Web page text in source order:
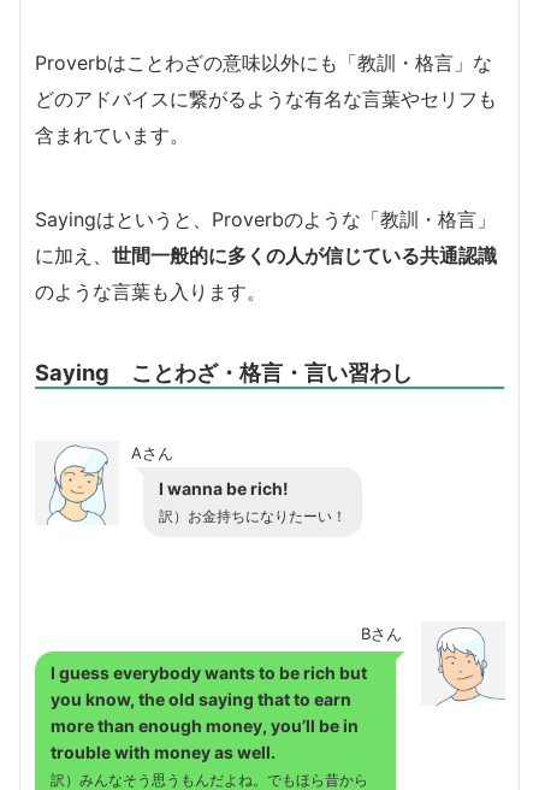
Proverbはことわざの意味以外にも「教訓・格言」な
どのアドバイスに繋がるような有名な言葉やセリフも
含まれています。
Sayingはというと、Proverbのような「教訓・格言」
に加え、 世間一般的に多くの人が信じている共通認識
のような言葉も入ります。
Saying ことわざ・格言・言い習わし
Aさん
I wanna be rich!
訳）お金持ちになりたーい！
Bさん
I guess everybody wants to be rich but
you know, the old saying that to earn
more than enough money, you’ll be in
trouble with money as well.
訳）みんなそう思うもんだよね。でもほら昔から